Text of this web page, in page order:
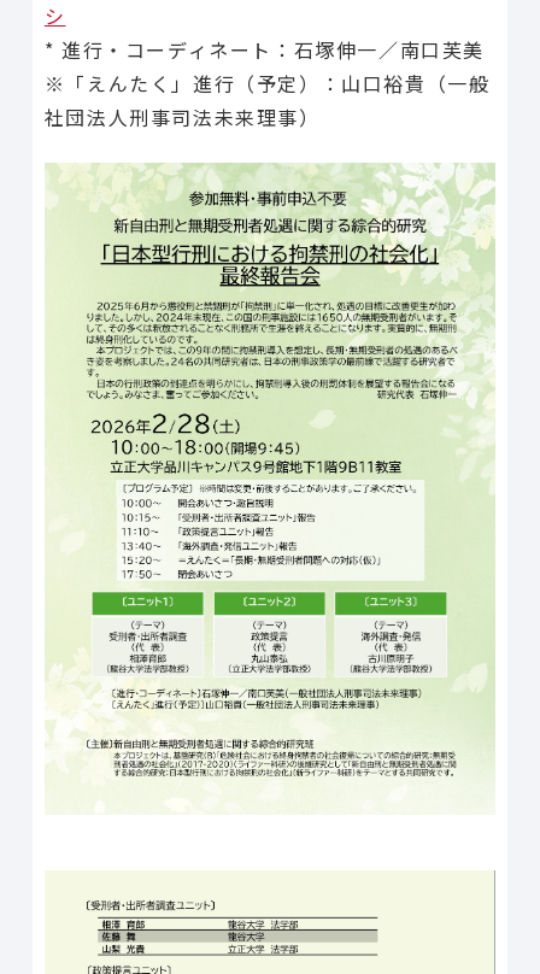
シ
* 進行・コーディネート：石塚伸一／南口芙美
※「えんたく」進行（予定）：山口裕貴（一般
社団法人刑事司法未来理事）